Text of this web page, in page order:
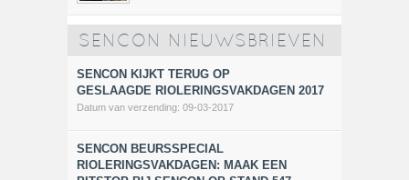
SENCON NIEUWSBRIEVEN
SENCON KIJKT TERUG OP
GESLAAGDE RIOLERINGSVAKDAGEN 2017
Datum van verzending: 09-03-2017
SENCON BEURSSPECIAL
RIOLERINGSVAKDAGEN: MAAK EEN